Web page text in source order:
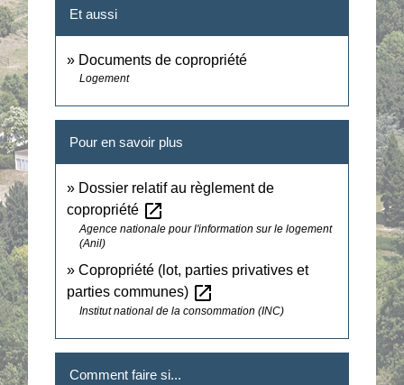
Et aussi
Documents de copropriété
Logement
Pour en savoir plus
Dossier relatif au règlement de
copropriété open_in_new
Agence nationale pour l'information sur le logement
(Anil)
Copropriété (lot, parties privatives et
parties communes) open_in_new
Institut national de la consommation (INC)
Comment faire si...